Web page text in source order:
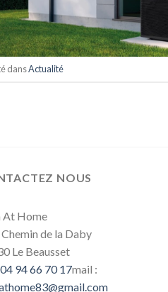
dansActualité
NOUS
At Home
de la Daby
Le Beausset
04 94 66 70 17mail :